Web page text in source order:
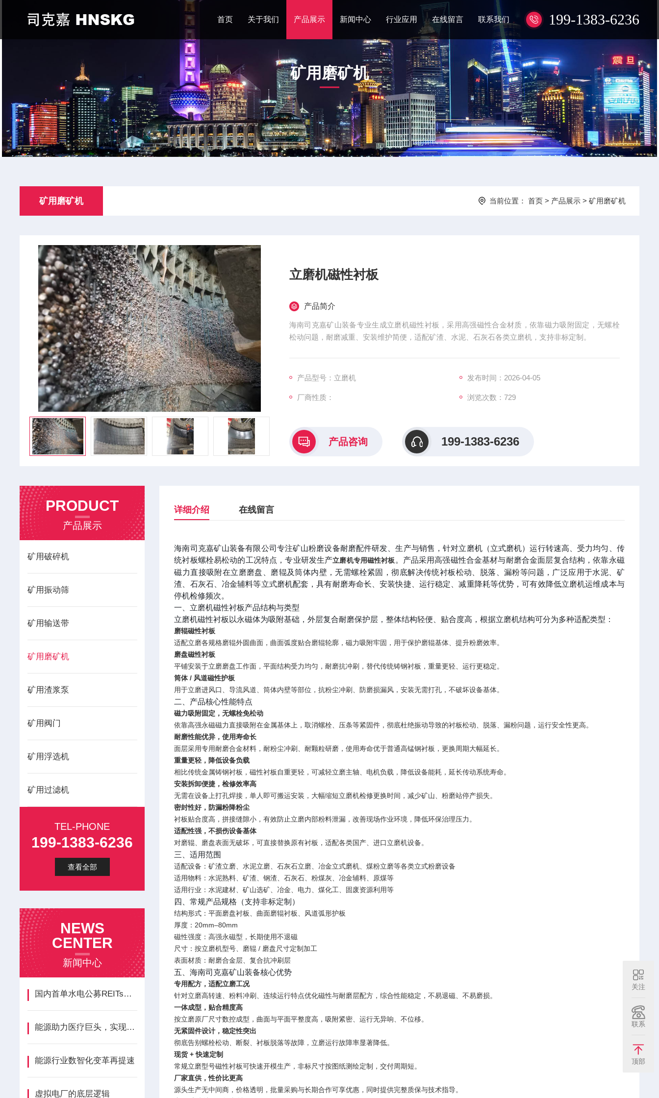
199-1383-6236
首页 关于我们 产品展示 新闻中心 行业应用 在线留言 联系我们
矿用磨矿机
矿用磨矿机 当前位置： 首页> 产品展示> 矿用磨矿机
立磨机磁性衬板
产品简介
海南司克嘉矿山装备专业生成立磨机磁性衬板，采用高强磁性合金材质，依靠磁力吸附固定，无螺栓
松动问题，耐磨减重、安装维护简便，适配矿渣、水泥、石灰石各类立磨机，支持非标定制。
产品型号：立磨机 发布时间：2026-04-05
厂商性质： 浏览次数： 729
产品咨询 199-1383-6236
PRODUCT
产品展示
矿用破碎机
矿用振动筛
矿用输送带
矿用磨矿机
矿用渣浆泵
矿用阀门
矿用浮选机
矿用过滤机
TEL-PHONE
199-1383-6236
查看全部
NEWS
CENTER
新闻中心
国内首单水电公募REITs项目获批
能源助力医疗巨头，实现绿色发展
能源行业数智化变革再提速
虚拟电厂的底层逻辑
详细介绍 在线留言
海南司克嘉矿山装备有限公司专注矿山粉磨设备耐磨配件研发、生产与销售，针对立磨机（立式磨机）运行转速高、受力均匀、传
统衬板螺栓易松动的工况特点，专业研发生产立磨机专用磁性衬板。产品采用高强磁性合金基材与耐磨合金面层复合结构，依靠永磁
磁力直接吸附在立磨磨盘、磨辊及筒体内壁，无需螺栓紧固，彻底解决传统衬板松动、脱落、漏粉等问题，广泛应用于水泥、矿
渣、石灰石、冶金辅料等立式磨机配套，具有耐磨寿命长、安装快捷、运行稳定、减重降耗等优势，可有效降低立磨机运维成本与
停机检修频次。
一、立磨机磁性衬板产品结构与类型
立磨机磁性衬板以永磁体为吸附基础，外层复合耐磨保护层，整体结构轻便、贴合度高，根据立磨机结构可分为多种适配类型：
磨辊磁性衬板
适配立磨各规格磨辊外圆曲面，曲面弧度贴合磨辊轮廓，磁力吸附牢固，用于保护磨辊基体、提升粉磨效率。
磨盘磁性衬板
平铺安装于立磨磨盘工作面，平面结构受力均匀，耐磨抗冲刷，替代传统铸钢衬板，重量更轻、运行更稳定。
筒体 / 风道磁性护板
用于立磨进风口、导流风道、筒体内壁等部位，抗粉尘冲刷、防磨损漏风，安装无需打孔，不破坏设备基体。
二、产品核心性能特点
磁力吸附固定，无螺栓免松动
依靠高强永磁磁力直接吸附在金属基体上，取消螺栓、压条等紧固件，彻底杜绝振动导致的衬板松动、脱落、漏粉问题，运行安全性更高。
耐磨性能优异，使用寿命长
面层采用专用耐磨合金材料，耐粉尘冲刷、耐颗粒研磨，使用寿命优于普通高锰钢衬板，更换周期大幅延长。
重量更轻，降低设备负载
相比传统金属铸钢衬板，磁性衬板自重更轻，可减轻立磨主轴、电机负载，降低设备能耗，延长传动系统寿命。
安装拆卸便捷，检修效率高
无需在设备上打孔焊接，单人即可搬运安装，大幅缩短立磨机检修更换时间，减少矿山、粉磨站停产损失。
密封性好，防漏粉降粉尘
衬板贴合度高，拼接缝隙小，有效防止立磨内部粉料泄漏，改善现场作业环境，降低环保治理压力。
适配性强，不损伤设备基体
对磨辊、磨盘表面无破坏，可直接替换原有衬板，适配各类国产、进口立磨机设备。
三、适用范围
适配设备：矿渣立磨、水泥立磨、石灰石立磨、冶金立式磨机、煤粉立磨等各类立式粉磨设备
适用物料：水泥熟料、矿渣、钢渣、石灰石、粉煤灰、冶金辅料、原煤等
适用行业：水泥建材、矿山选矿、冶金、电力、煤化工、固废资源利用等
四、常规产品规格（支持非标定制）
结构形式：平面磨盘衬板、曲面磨辊衬板、风道弧形护板
厚度：20mm–80mm
磁性强度：高强永磁型，长期使用不退磁
尺寸：按立磨机型号、磨辊 / 磨盘尺寸定制加工
表面材质：耐磨合金层、复合抗冲刷层
五、海南司克嘉矿山装备核心优势
专用配方，适配立磨工况
针对立磨高转速、粉料冲刷、连续运行特点优化磁性与耐磨层配方，综合性能稳定，不易退磁、不易磨损。
一体成型，贴合精度高
按立磨原厂尺寸数控成型，曲面与平面平整度高，吸附紧密、运行无异响、不位移。
无紧固件设计，稳定性突出
彻底告别螺栓松动、断裂、衬板脱落等故障，立磨运行故障率显著降低。
现货 + 快速定制
常规立磨型号磁性衬板可快速开模生产，非标尺寸按图纸测绘定制，交付周期短。
厂家直供，性价比更高
源头生产无中间商，价格透明，批量采购与长期合作可享优惠，同时提供完整质保与技术指导。
关注
联系
顶部